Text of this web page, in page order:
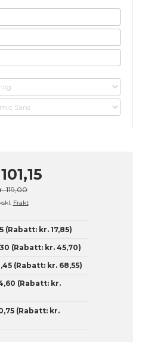
119,00
Frakt
(Rabatt: kr. 17,85)
(Rabatt: kr. 45,70)
(Rabatt: kr. 68,55)
(Rabatt: kr.
(Rabatt: kr.